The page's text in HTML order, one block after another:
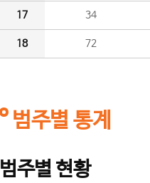
17 34
18 72
범주별 통계
범주별 현황